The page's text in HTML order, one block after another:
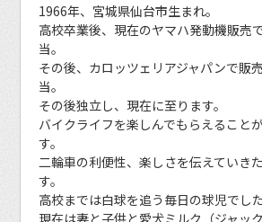
1966年、宮城県仙台市生まれ。
高校卒業後、現在のヤマハ発動機販売
当。
その後、カロッツェリアジャパンで販
当。
その後独立し、現在に至ります。
バイクライフを楽しんでもらえること
す。
二輪車の利便性、楽しさを伝えていき
す。
高校までは白球を追う毎日の球児でした
現在は妻と子供と愛犬ミルク（ジャッ